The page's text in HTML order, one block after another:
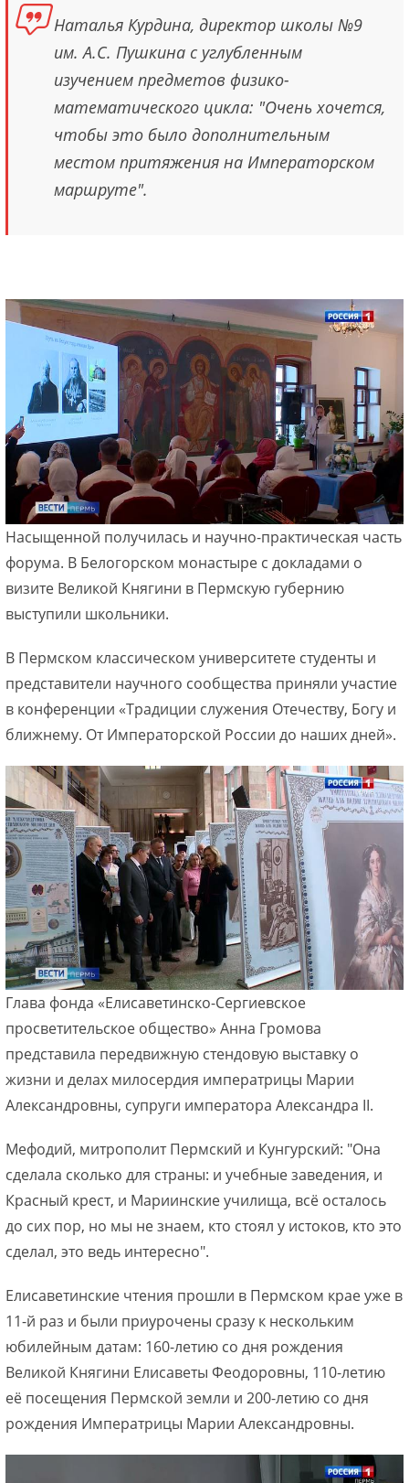
Наталья Курдина, директор школы №9
им. А.С. Пушкина с углубленным
изучением предметов физико-
математического цикла: "Очень хочется,
чтобы это было дополнительным
местом притяжения на Императорском
маршруте".
Насыщенной получилась и научно-практическая часть
форума. В Белогорском монастыре с докладами о
визите Великой Княгини в Пермскую губернию
выступили школьники.
В Пермском классическом университете студенты и
представители научного сообщества приняли участие
в конференции «Традиции служения Отечеству, Богу и
ближнему. От Императорской России до наших дней».
Глава фонда «Елисаветинско-Сергиевское
просветительское общество» Анна Громова
представила передвижную стендовую выставку о
жизни и делах милосердия императрицы Марии
Александровны, супруги императора Александра II.
Мефодий, митрополит Пермский и Кунгурский: "Она
сделала сколько для страны: и учебные заведения, и
Красный крест, и Мариинские училища, всё осталось
до сих пор, но мы не знаем, кто стоял у истоков, кто это
сделал, это ведь интересно".
Елисаветинские чтения прошли в Пермском крае уже в
11-й раз и были приурочены сразу к нескольким
юбилейным датам: 160-летию со дня рождения
Великой Княгини Елисаветы Феодоровны, 110-летию
её посещения Пермской земли и 200-летию со дня
рождения Императрицы Марии Александровны.